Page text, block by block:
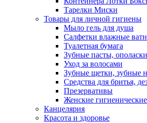
Тарелки Миски
Товары для личной гигиены
Мыло гель для душа
Салфетки влажные
Туалетная бумага
Зубные пасты,
Уход за волосами
Зубные щетки, зубные
Средства для бритья,
Презервативы
Женские гигиенические
Канцелярия
Красота и здоровье